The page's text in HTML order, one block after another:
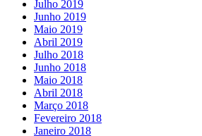
Julho 2019
Junho 2019
Maio 2019
Abril 2019
Julho 2018
Junho 2018
Maio 2018
Abril 2018
Março 2018
Fevereiro 2018
Janeiro 2018